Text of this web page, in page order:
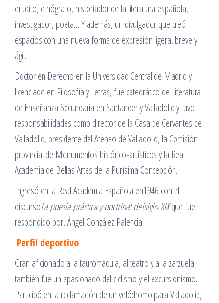
erudito, etnógrafo, historiador de la literatura española,
investigador, poeta… Y además, un divulgador que creó
espacios con una nueva forma de expresión ligera, breve y
ágil.
Doctor en Derecho en la Universidad Central de Madrid y
licenciado en Filosofía y Letras, fue catedrático de Literatura
de Enseñanza Secundaria en Santander y Valladolid y tuvo
responsabilidades como director de la Casa de Cervantes de
Valladolid, presidente del Ateneo de Valladolid, la Comisión
provincial de Monumentos histórico-artísticos y la Real
Academia de Bellas Artes de la Purísima Concepción.
Ingresó en la Real Academia Española en1946 con el
discursoLa poesía práctica y doctrinal delsiglo XIXque fue
respondido por.Ángel González Palencia.
Perfil deportivo
Gran aficionado a la tauromaquia, al teatro y a la zarzuela
también fue un apasionado del ciclismo y el excursionismo.
Participó en la reclamación de un velódromo para Valladolid,